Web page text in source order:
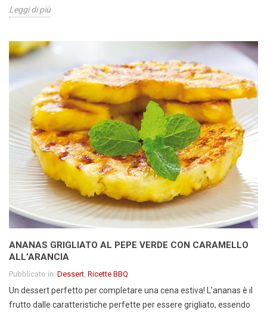
Leggi di più
ANANAS GRIGLIATO AL PEPE VERDE CON CARAMELLO
ALL’ARANCIA
Pubblicato in: Dessert Ricette BBQ
Un dessert perfetto per completare una cena estiva! L’ananas è il
frutto dalle caratteristiche perfette per essere grigliato, essendo